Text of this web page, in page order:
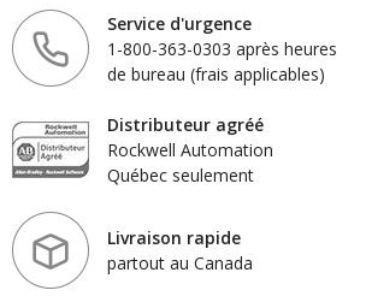
Service d'urgence
1-800-363-0303 après heures
de bureau (frais applicables)
Distributeur agréé
Rockwell Automation
Québec seulement
Livraison rapide
partout au Canada